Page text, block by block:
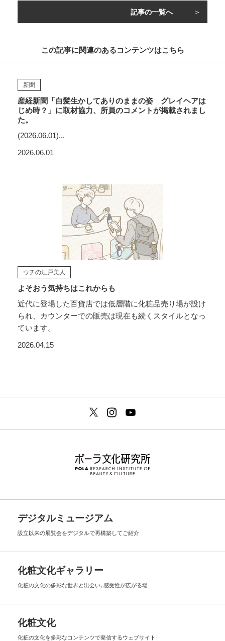
記事の一覧へ
この記事に関連のあるコンテンツはこちら
新聞
産経新聞「白髪生かしてありのままの姿 グレイヘアは
じめ時？」に取材協力、所員のコメントが掲載されまし
た。
(2026.06.01)...
2026.06.01
ウチの江戸美人
よそおう気持ちはこれからも
近代に登場した百貨店では低層階に化粧品売り場が設け
られ、カウンターでの販売は現在も続くスタイルとなっ
ています。
2026.04.15
デジタルミュージアム
設立以来の展覧会をデジタルで再構築してご紹介
化粧文化ギャラリー
化粧の文化の多彩な世界と出会い､ 感受性が広がる場
化粧文化
化粧の文化を多彩なコンテンツで発信するウェブサイト